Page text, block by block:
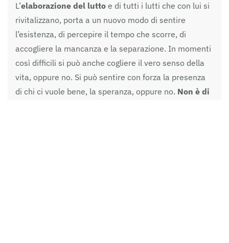
L’elaborazione del lutto e di tutti i lutti che con lui si
rivitalizzano, porta a un nuovo modo di sentire
l’esistenza, di percepire il tempo che scorre, di
accogliere la mancanza e la separazione. In momenti
così difficili si può anche cogliere il vero senso della
vita, oppure no. Si può sentire con forza la presenza
di chi ci vuole bene, la speranza, oppure no. Non è di